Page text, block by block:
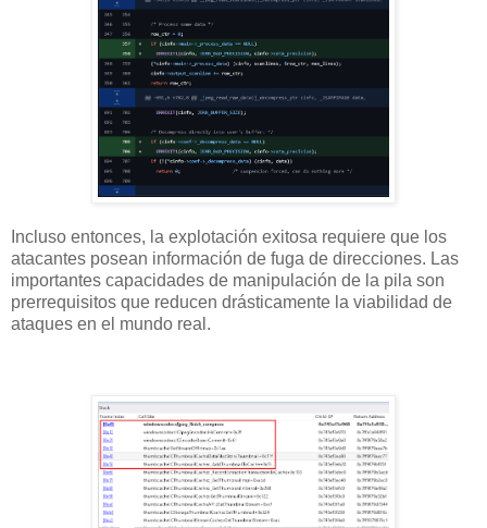
Incluso entonces, la explotación exitosa requiere que los
atacantes posean información de fuga de direcciones. Las
importantes capacidades de manipulación de la pila son
prerrequisitos que reducen drásticamente la viabilidad de
ataques en el mundo real.